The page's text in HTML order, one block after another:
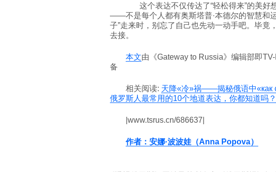
这个表达不仅传达了“轻松得来”的美好
——不是每个人都有奥斯塔普·本德尔的智慧和
子”走来时，别忘了自己也先动一动手吧。毕竟
去接。
本文由《Gateway to Russia》编辑部即
备
相关阅读: 天降«冷»祸——揭秘俄语中«как
俄罗斯人最常用的10个地道表达，你都知道吗？
|www.tsrus.cn/686637|
作者：安娜·波波娃（Anna Popova）